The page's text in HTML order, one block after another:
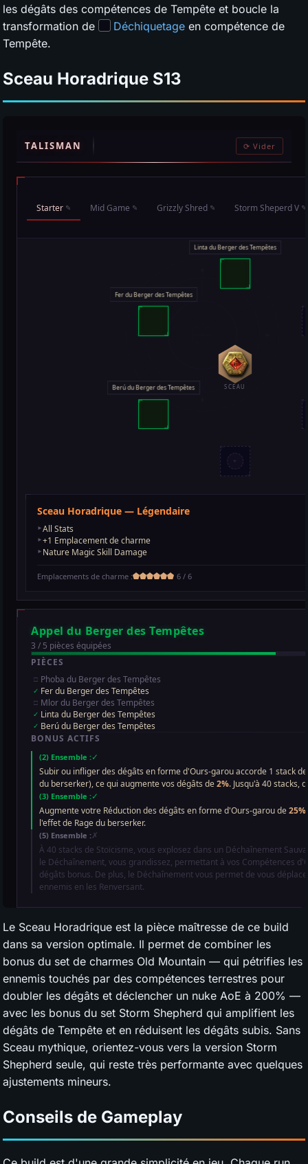
les dégâts des compétences de Tempête et boucle la
transformation de
Déchiquetage en compétence de
Tempête.
Sceau Horadrique S13
Le Sceau Horadrique est la pièce maîtresse de ce build
dans sa version optimale. Il permet de combiner les
bonus du set de charmes Old Mountain — qui pétrifies les
ennemis touchés par des compétences terrestres pour
doubler les dégâts et déclencher un nuke AoE à 200% —
avec les bonus du set Storm Shepherd qui amplifient les
dégâts de Tempête et en réduisent les dégâts subis. Sans
Sceau mythique, orientez-vous vers la version Storm
Shepherd seule, qui reste très performante avec quelques
ajustements mineurs.
Conseils de Gameplay